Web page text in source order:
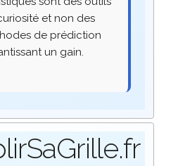
et non des
de prédiction
un gain.